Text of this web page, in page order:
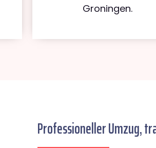
Groningen.
Professioneller Umzug,